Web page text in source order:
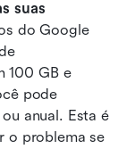
suas
do Google
100 GB e
pode
anual. Esta é
o problema se